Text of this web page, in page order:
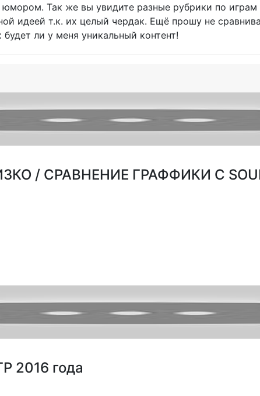
Так же вы увидите разные рубрики по
идеей т.к. их целый чердак. Ещё прошу не
ли у меня уникальный контент!
/ СРАВНЕНИЕ ГРАФФИКИ С
2016 года